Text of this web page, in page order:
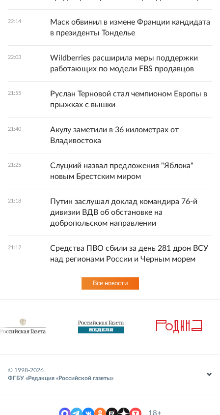
22:14
Маск обвинил в измене Франции кандидата
в президенты Тонделье
22:03
Wildberries расширила меры поддержки
работающих по модели FBS продавцов
21:55
Руслан Терновой стал чемпионом Европы в
прыжках с вышки
21:40
Акулу заметили в 36 километрах от
Владивостока
21:25
Слуцкий назвал предложения "Яблока"
новым Брестским миром
21:18
Путин заслушал доклад командира 76-й
дивизии ВДВ об обстановке на
добропольском направлении
21:12
Средства ПВО сбили за день 281 дрон ВСУ
над регионами России и Черным морем
Все новости
© 1998-2026
ФГБУ «Редакция «Российской газеты»
18+